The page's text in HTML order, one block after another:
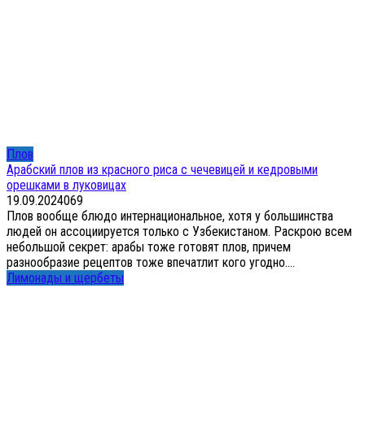
Плов
Арабский плов из красного риса с чечевицей и кедровыми
орешками в луковицах
19.09.2024069
Плов вообще блюдо интернациональное, хотя у большинства
людей он ассоциируется только с Узбекистаном. Раскрою всем
небольшой секрет: арабы тоже готовят плов, причем
разнообразие рецептов тоже впечатлит кого угодно....
Лимонады и щербеты